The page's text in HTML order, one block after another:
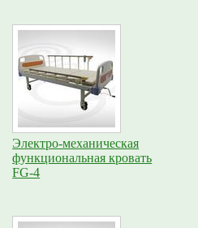
Электро-механическая
функциональная кровать
FG-4